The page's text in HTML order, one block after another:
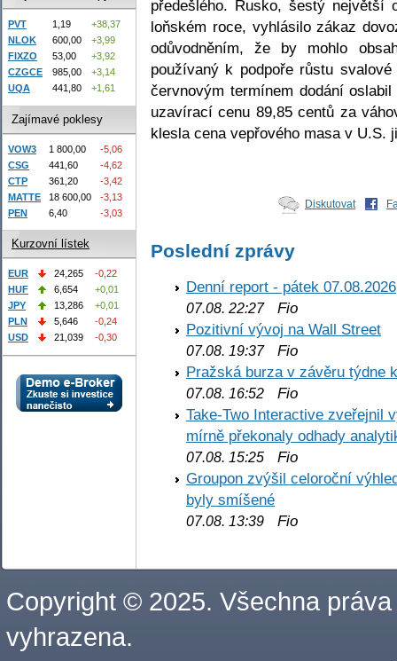
předešlého. Rusko, šestý největší
loňském roce, vyhlásilo zákaz
odůvodněním, že by mohlo
používaný k podpoře růstu
červnovým termínem dodání
uzavírací cenu 89,85 centů za
klesla cena vepřového masa v U.S.
Diskutovat
Poslední zprávy
Denní report - pátek 07.08.2026
07.08. 22:27Fio
Pozitivní vývoj na Wall Street
07.08. 19:37Fio
Pražská burza v závěru týdne
07.08. 16:52 Fio
Take-Two Interactive zveřejnil
mírně překonaly odhady
07.08. 15:25 Fio
Groupon zvýšil celoroční
byly smíšené
07.08. 13:39 Fio
PVT 1,19
+38,37
NLOK
600,00
+3,99
FIXZO
53,00
+3,92
CZGCE
985,00
+3,14
UQA
441,80 +1,61
Zajímavé poklesy
VOW3 1 800,00
-5,06
CSG
441,60
-4,62
CTP
361,20
-3,42
MATTE
18 600,00
-3,13
PEN
6,40 -3,03
Kurzovní lístek
EUR 24,265
-0,22
HUF
6,654
+0,01
JPY
13,286
+0,01
PLN
5,646
-0,24
USD
21,039 -0,30
Copyright © 2025. Všechna práva
vyhrazena.